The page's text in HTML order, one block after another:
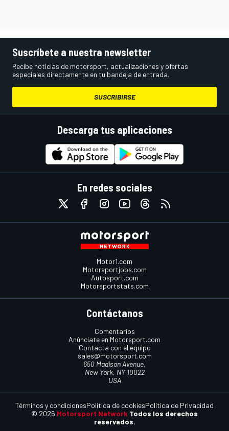
Suscríbete a nuestra newsletter
Recibe noticias de motorsport, actualizaciones y ofertas
especiales directamente en tu bandeja de entrada.
SUSCRIBIRSE
Descarga tus aplicaciones
En redes sociales
Motor1.com
Motorsportjobs.com
Autosport.com
Motorsportstats.com
Contáctanos
Comentarios
Anúnciate en Motorsport.com
Contacta con el equipo
sales@motorsport.com
650 Madison Avenue,
New York, NY 10022
USA
© 2026 Motorsport Network Todos los derechos
reservados.
Términos y condicionesPolítica de cookiesPolítica de Privacidad